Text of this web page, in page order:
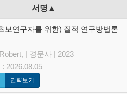
서명▲
보연구자를 위한) 질적 연구방법론
| 경문사 | 2023
2026.08.05
간략보기